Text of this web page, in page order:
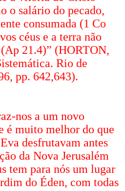
o salário do pecado,
consumada (1 Co
céus e a terra não
21.4)” (HORTON,
Rio de
pp. 642,643).
nos a um novo
é muito melhor do que
des­frutavam antes
da Nova Jerusalém
tem para nós um lugar
do Éden, com todas